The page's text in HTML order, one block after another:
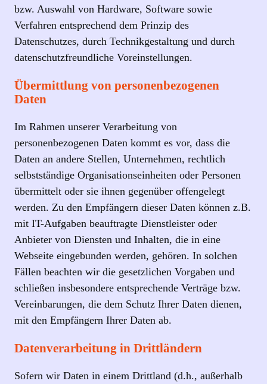
bzw. Auswahl von Hardware, Software sowie
Verfahren entsprechend dem Prinzip des
Datenschutzes, durch Technikgestaltung und durch
datenschutzfreundliche Voreinstellungen.
Übermittlung von personenbezogenen
Daten
Im Rahmen unserer Verarbeitung von
personenbezogenen Daten kommt es vor, dass die
Daten an andere Stellen, Unternehmen, rechtlich
selbstständige Organisationseinheiten oder Personen
übermittelt oder sie ihnen gegenüber offengelegt
werden. Zu den Empfängern dieser Daten können z.B.
mit IT-Aufgaben beauftragte Dienstleister oder
Anbieter von Diensten und Inhalten, die in eine
Webseite eingebunden werden, gehören. In solchen
Fällen beachten wir die gesetzlichen Vorgaben und
schließen insbesondere entsprechende Verträge bzw.
Vereinbarungen, die dem Schutz Ihrer Daten dienen,
mit den Empfängern Ihrer Daten ab.
Datenverarbeitung in Drittländern
Sofern wir Daten in einem Drittland (d.h., außerhalb